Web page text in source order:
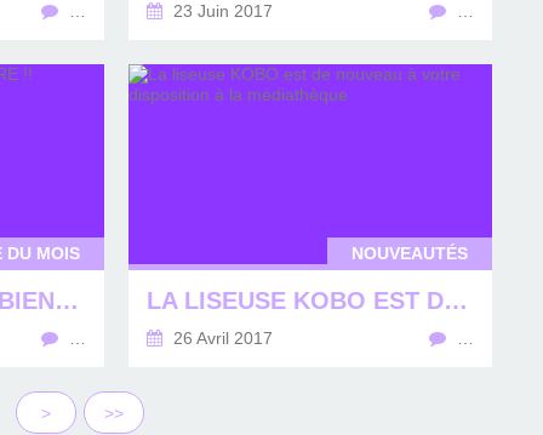
23 Juin 2017
DU MOIS
TOUT POUR VOTRE BIEN-ETRE !!
NOUVEAUTÉS
LA LISEUSE KOBO EST DE NOUVEAU À VOTRE DISPOSITION À LA MÉDIATHÈQUE
26 Avril 2017
> >>